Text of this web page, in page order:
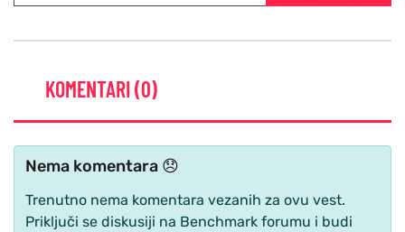
KOMENTARI (0)
Nema komentara 😞
Trenutno nema komentara vezanih za ovu vest.
Priključi se diskusiji na Benchmark forumu i budi